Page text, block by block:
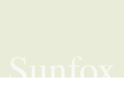
Sunfox